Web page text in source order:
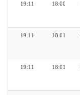
18:00
19:11
18:01
19:11
18:01
19:11